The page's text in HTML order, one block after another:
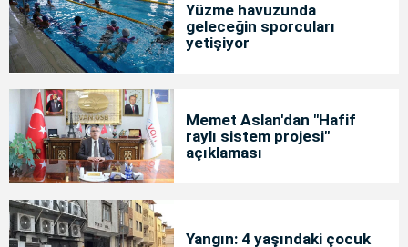
Yüzme havuzunda
geleceğin sporcuları
yetişiyor
Memet Aslan'dan "Hafif
raylı sistem projesi"
açıklaması
Yangın: 4 yaşındaki çocuk